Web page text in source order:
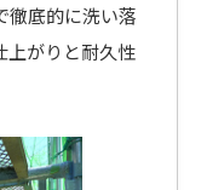
徹底的に洗い落
上がりと耐久性